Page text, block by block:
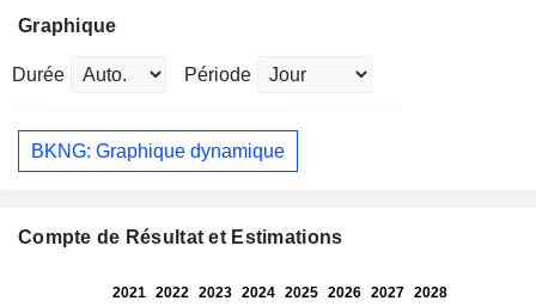
Graphique
Durée Période
BKNG: Graphique dynamique
Compte de Résultat et Estimations